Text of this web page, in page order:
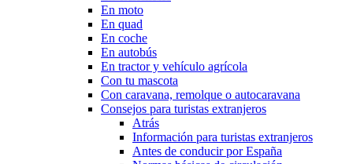
En moto
En quad
En coche
En autobús
En tractor y vehículo agrícola
Con tu mascota
Con caravana, remolque o autocaravana
Consejos para turistas extranjeros
Atrás
Información para turistas extranjeros
Antes de conducir por España